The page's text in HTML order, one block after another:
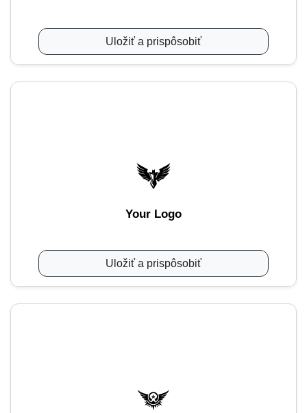
Uložiť a prispôsobiť
Your Logo
Uložiť a prispôsobiť